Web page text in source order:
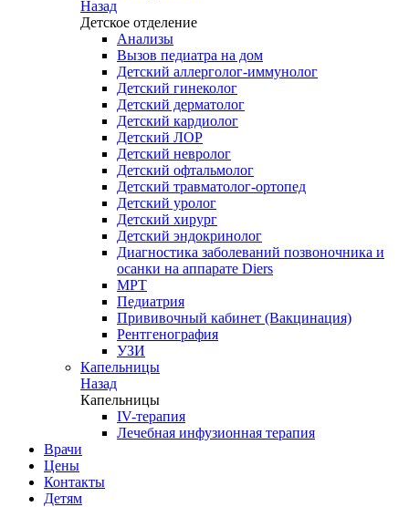
Назад
Детское отделение
Анализы
Вызов педиатра на дом
Детский аллерголог-иммунолог
Детский гинеколог
Детский дерматолог
Детский кардиолог
Детский ЛОР
Детский невролог
Детский офтальмолог
Детский травматолог-ортопед
Детский уролог
Детский хирург
Детский эндокринолог
Диагностика заболеваний позвоночника и
осанки на аппарате Diers
МРТ
Педиатрия
Прививочный кабинет (Вакцинация)
Рентгенография
УЗИ
Капельницы
Назад
Капельницы
IV-терапия
Лечебная инфузионная терапия
Врачи
Цены
Контакты
Детям